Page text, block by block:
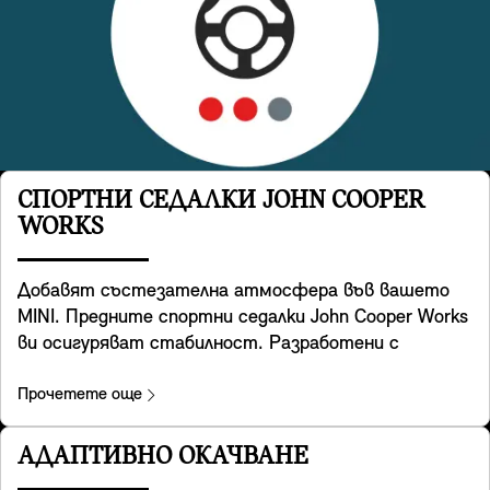
СПОРТНИ СЕДАЛКИ JOHN COOPER
WORKS
Добавят състезателна атмосфера във вашето
MINI. Предните спортни седалки John Cooper Works
ви осигуряват стабилност. Разработени с
седалки, те разполагат с интегрирани подглавници
и осигуряват допълнителна опора за раменете,
когато взимате завоите с легендарната
управляемост на MINI. Те предлагат и удобен джоб
Прочетете още
АДАПТИВНО ОКАЧВАНЕ